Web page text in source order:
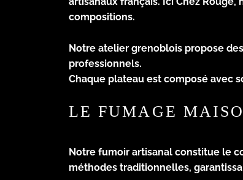
compositions.
Notre atelier grenoblois propose
professionnels.
Chaque plateau est composé avec
LE FUMAGE
Notre fumoir artisanal constitue le
méthodes traditionnelles,